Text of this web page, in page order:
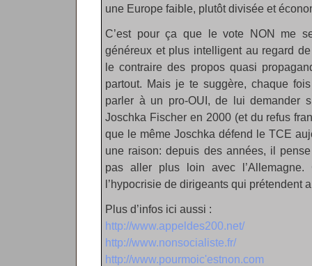
une Europe faible, plutôt divisée et
C’est pour ça que le vote NON me
généreux et plus intelligent au regard de
le contraire des propos quasi
partout. Mais je te suggère, chaque
parler à un pro-OUI, de lui demander
Joschka Fischer en 2000 (et du refus
que le même Joschka défend le TCE
une raison: depuis des années, il
pas aller plus loin avec l’Allemagne.
l’hypocrisie de dirigeants qui prétendent
Plus d’infos ici aussi :
http://www.appeldes200.net/
http://www.nonsocialiste.fr/
http://www.pourmoic'estnon.com